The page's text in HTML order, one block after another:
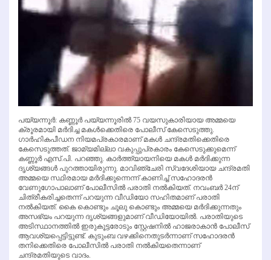
പയ്യന്നൂര്‍: കണ്ണൂര്‍ പയ്യന്നൂരില്‍ 75 വയസുകാരിയായ അമ്മയെ
ക്രൂരമായി മര്‍ദിച്ച മകള്‍ക്കെതിരെ പോലീസ് കേസെടുത്തു.
ഗാര്‍ഹികപീഡന നിയമപ്രകാരമാണ് മകള്‍ ചന്ദ്രമതിക്കെതിരെ
കേസെടുത്തത്. ജാമ്യമില്ലാ വകുപ്പുപ്രകാരം കേസെടുക്കുമെന്ന്
കണ്ണൂര്‍ എസ്.പി. പറഞ്ഞു. കാര്‍ത്ത്യായനിയെ മകള്‍ മര്‍ദിക്കുന്ന
ദൃശ്യങ്ങള്‍ പുറത്തായിരുന്നു. മാവിഞ്ചേരി സ്വദേശിയായ ചന്ദ്രമതി
അമ്മയെ സ്ഥിരമായ മര്‍ദിക്കുന്നെന്ന് കാണിച്ച് സഹോദരന്‍
വേണുഗോപാലാണ് പോലീസില്‍ പരാതി നല്‍കിയത്. നവംബര്‍ 24ന്
ചിത്രീകരിച്ചതെന്ന് പറയുന്ന വീഡിയോ സഹിതമാണ് പരാതി
നല്‍കിയത്. കൈ കൊണ്ടും ചൂലു കൊണ്ടും അമ്മയെ മര്‍ദിക്കുന്നതും
അസഭ്യം പറയുന്ന ദൃശ്യങ്ങളുമാണ് വീഡിയോയില്‍. പരാതിയുടെ
അടിസ്ഥാനത്തില്‍ ഇരുകൂട്ടരോടും സ്റ്റേഷനില്‍ ഹാജരാകാന്‍ പോലീസ്
ആവശ്യപ്പെട്ടിട്ടുണ്ട്. കുടുംബ വഴക്കിനെതുടര്‍ന്നാണ് സഹോദരന്‍
തനിക്കെതിരെ പോലീസില്‍ പരാതി നല്‍കിയതെന്നാണ്
ചന്ദ്രമതിയുടെ വാദം.